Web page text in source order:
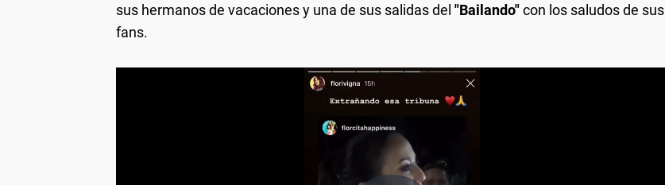
sus hermanos de vacaciones y una de sus salidas del "Bailando"con los saludos de sus
fans.